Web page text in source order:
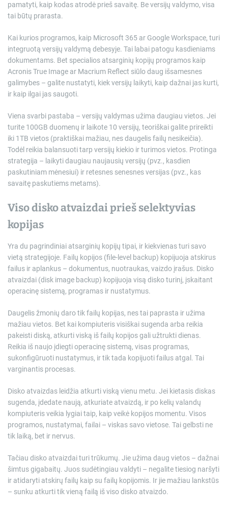
pamatyti, kaip kodas atrodė prieš savaitę. Be versijų valdymo, visa
tai būtų prarasta.
Kai kurios programos, kaip Microsoft 365 ar Google Workspace, turi
integruotą versijų valdymą debesyje. Tai labai patogu kasdieniams
dokumentams. Bet specialios atsarginių kopijų programos kaip
Acronis True Image ar Macrium Reflect siūlo daug išsamesnes
galimybes – galite nustatyti, kiek versijų laikyti, kaip dažnai jas kurti,
ir kaip ilgai jas saugoti.
Viena svarbi pastaba – versijų valdymas užima daugiau vietos. Jei
turite 100GB duomenų ir laikote 10 versijų, teoriškai galite prireikti
iki 1TB vietos (praktiškai mažiau, nes daugelis failų nesikeičia).
Todėl reikia balansuoti tarp versijų kiekio ir turimos vietos. Protinga
strategija – laikyti daugiau naujausių versijų (pvz., kasdien
paskutiniam mėnesiui) ir retesnes senesnes versijas (pvz., kas
savaitę paskutiems metams).
Viso disko atvaizdai prieš selektyvias
kopijas
Yra du pagrindiniai atsarginių kopijų tipai, ir kiekvienas turi savo
vietą strategijoje. Failų kopijos (file-level backup) kopijuoja atskirus
failus ir aplankus – dokumentus, nuotraukas, vaizdo įrašus. Disko
atvaizdai (disk image backup) kopijuoja visą disko turinį, įskaitant
operacinę sistemą, programas ir nustatymus.
Daugelis žmonių daro tik failų kopijas, nes tai paprasta ir užima
mažiau vietos. Bet kai kompiuteris visiškai sugenda arba reikia
pakeisti diską, atkurti viską iš failų kopijos gali užtrukti dienas.
Reikia iš naujo įdiegti operacinę sistemą, visas programas,
sukonfigūruoti nustatymus, ir tik tada kopijuoti failus atgal. Tai
varginantis procesas.
Disko atvaizdas leidžia atkurti viską vienu metu. Jei kietasis diskas
sugenda, įdedate naują, atkuriate atvaizdą, ir po kelių valandų
kompiuteris veikia lygiai taip, kaip veikė kopijos momentu. Visos
programos, nustatymai, failai – viskas savo vietose. Tai gelbsti ne
tik laiką, bet ir nervus.
Tačiau disko atvaizdai turi trūkumų. Jie užima daug vietos – dažnai
šimtus gigabaitų. Juos sudėtingiau valdyti – negalite tiesiog naršyti
ir atidaryti atskirų failų kaip su failų kopijomis. Ir jie mažiau lankstūs
– sunku atkurti tik vieną failą iš viso disko atvaizdo.